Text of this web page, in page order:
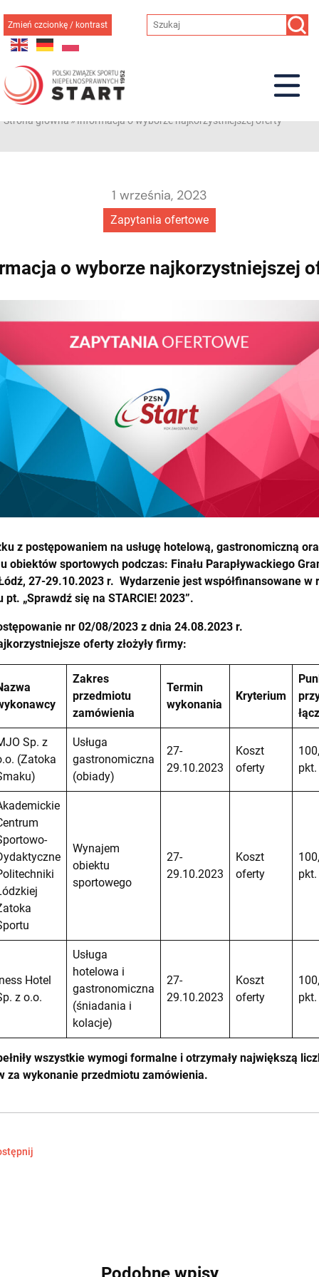
do
treści
Zmień czcionkę / kontrast
Strona główna»Informacja o wyborze najkorzystniejszej oferty
Zapytania ofertowe
1 września, 2023
o wyborze najkorzystniejszej
z postępowaniem na usługę hotelową, gastronomiczną
obiektów sportowych podczas: Finału Parapływackiego
27-29.10.2023 r. Wydarzenie jest współfinansowane w
pt. „Sprawdź się na STARCIE! 2023”.
nr 02/08/2023 z dnia 24.08.2023 r.
oferty złożyły firmy:
Zakres
przedmiotu
zamówienia
Termin
wykonania
Kryterium
Sp. z
(Zatoka
Usługa
gastronomiczna
(obiady)
27-
29.10.2023
Koszt
oferty
pkt.
Wynajem
obiektu
sportowego
27-
29.10.2023
Koszt
oferty
pkt.
Hotel
z o.o.
Usługa
hotelowa i
gastronomiczna
(śniadania i
kolacje)
27-
29.10.2023
Koszt
oferty
pkt.
wszystkie wymogi formalne i otrzymały największą
za wykonanie przedmiotu zamówienia.